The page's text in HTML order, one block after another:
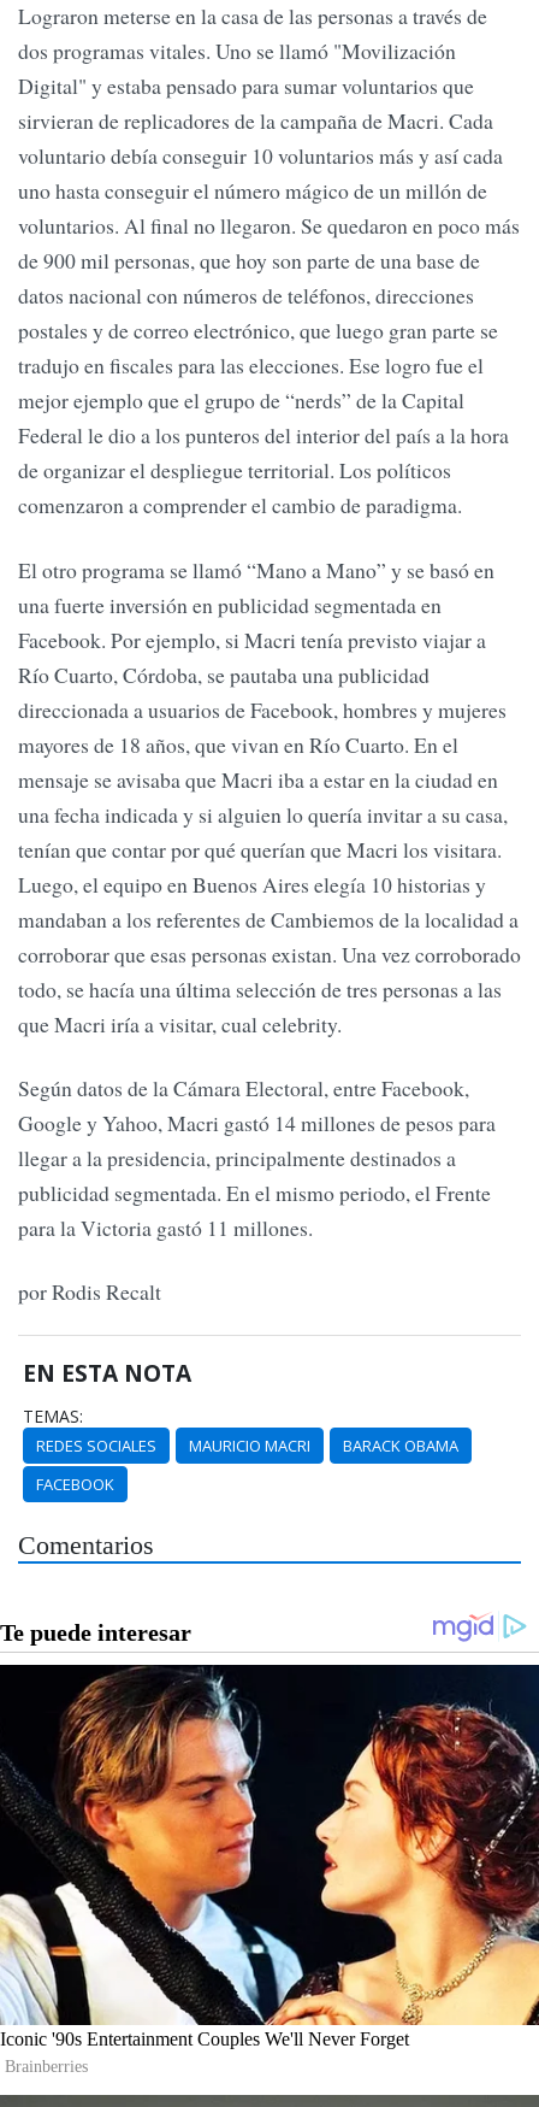
Lograron meterse en la casa de las personas a través de
dos programas vitales. Uno se llamó "Movilización
Digital" y estaba pensado para sumar voluntarios que
sirvieran de replicadores de la campaña de Macri. Cada
voluntario debía conseguir 10 voluntarios más y así cada
uno hasta conseguir el número mágico de un millón de
voluntarios. Al final no llegaron. Se quedaron en poco más
de 900 mil personas, que hoy son parte de una base de
datos nacional con números de teléfonos, direcciones
postales y de correo electrónico, que luego gran parte se
tradujo en fiscales para las elecciones. Ese logro fue el
mejor ejemplo que el grupo de “nerds” de la Capital
Federal le dio a los punteros del interior del país a la hora
de organizar el despliegue territorial. Los políticos
comenzaron a comprender el cambio de paradigma.
El otro programa se llamó “Mano a Mano” y se basó en
una fuerte inversión en publicidad segmentada en
Facebook. Por ejemplo, si Macri tenía previsto viajar a
Río Cuarto, Córdoba, se pautaba una publicidad
direccionada a usuarios de Facebook, hombres y mujeres
mayores de 18 años, que vivan en Río Cuarto. En el
mensaje se avisaba que Macri iba a estar en la ciudad en
una fecha indicada y si alguien lo quería invitar a su casa,
tenían que contar por qué querían que Macri los visitara.
Luego, el equipo en Buenos Aires elegía 10 historias y
mandaban a los referentes de Cambiemos de la localidad a
corroborar que esas personas existan. Una vez corroborado
todo, se hacía una última selección de tres personas a las
que Macri iría a visitar, cual celebrity.
Según datos de la Cámara Electoral, entre Facebook,
Google y Yahoo, Macri gastó 14 millones de pesos para
llegar a la presidencia, principalmente destinados a
publicidad segmentada. En el mismo periodo, el Frente
para la Victoria gastó 11 millones.
por Rodis Recalt
EN ESTA NOTA
TEMAS:
REDES SOCIALES MAURICIO MACRI
BARACK OBAMA
FACEBOOK
Comentarios